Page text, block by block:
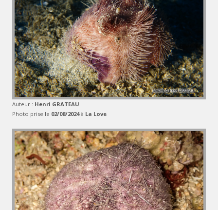
Auteur : Henri GRATEAU
Photo prise le 02/08/2024à La Love